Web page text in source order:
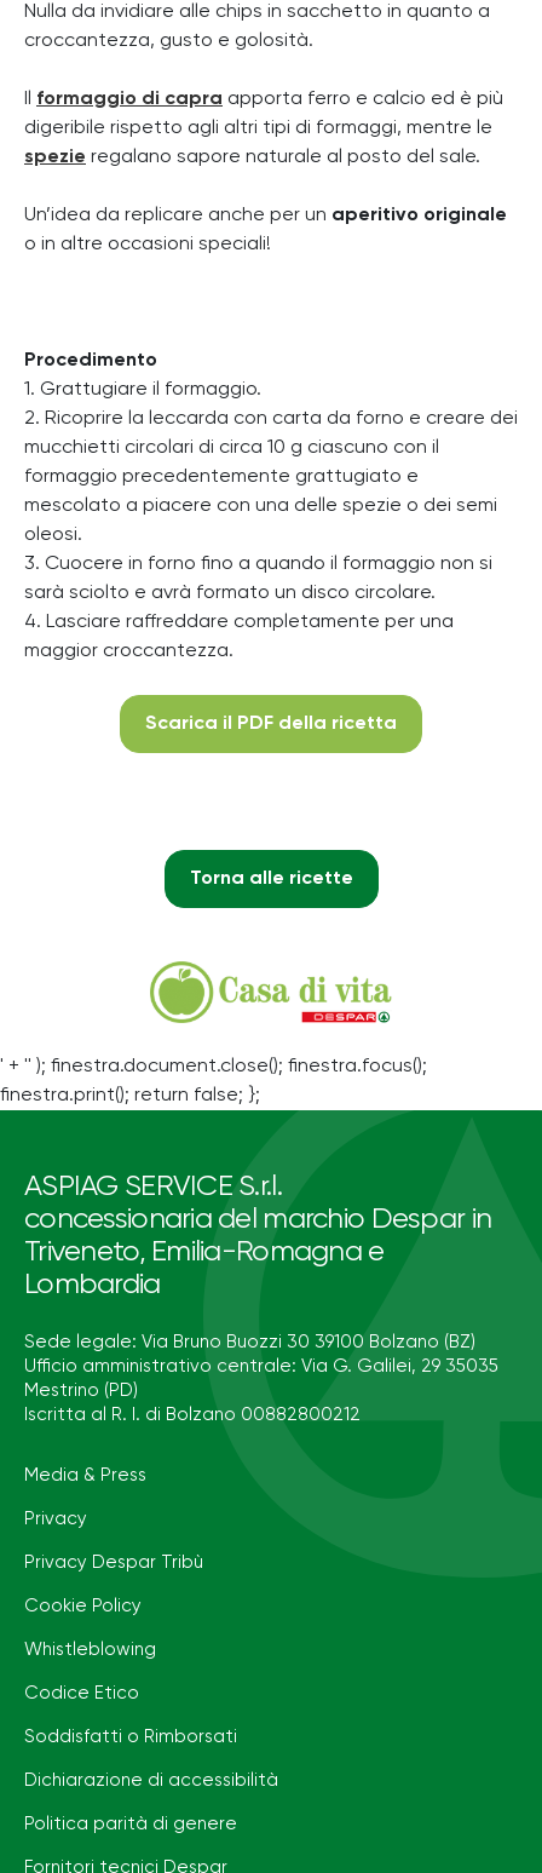
Nulla da invidiare alle chips in sacchetto in quanto a
croccantezza, gusto e golosità.
formaggio di capra apporta ferro e calcio ed è più
digeribile rispetto agli altri tipi di formaggi, mentre le
spezie regalano sapore naturale al posto del sale.
Un’idea da replicare anche per un aperitivo originale
o in altre occasioni speciali!
Procedimento
1. Grattugiare il formaggio.
2. Ricoprire la leccarda con carta da forno e creare dei
mucchietti circolari di circa 10 g ciascuno con il
formaggio precedentemente grattugiato e
mescolato a piacere con una delle spezie o dei semi
oleosi.
3. Cuocere in forno fino a quando il formaggio non si
sarà sciolto e avrà formato un disco circolare.
4. Lasciare raffreddare completamente per una
maggior croccantezza.
Scarica il PDF della ricetta
Torna alle ricette
' + '' ); finestra.document.close(); finestra.focus();
finestra.print(); return false; };
ASPIAG SERVICE S.r.l.
concessionaria del marchio Despar in
Triveneto, Emilia-Romagna e
Lombardia
Sede legale: Via Bruno Buozzi 30 39100 Bolzano (BZ)
Ufficio amministrativo centrale: Via G. Galilei, 29 35035
Mestrino (PD)
Iscritta al R. I. di Bolzano 00882800212
Media & Press
Privacy
Privacy Despar Tribù
Cookie Policy
Whistleblowing
Codice Etico
Soddisfatti o Rimborsati
Dichiarazione di accessibilità
Politica parità di genere
Fornitori tecnici Despar